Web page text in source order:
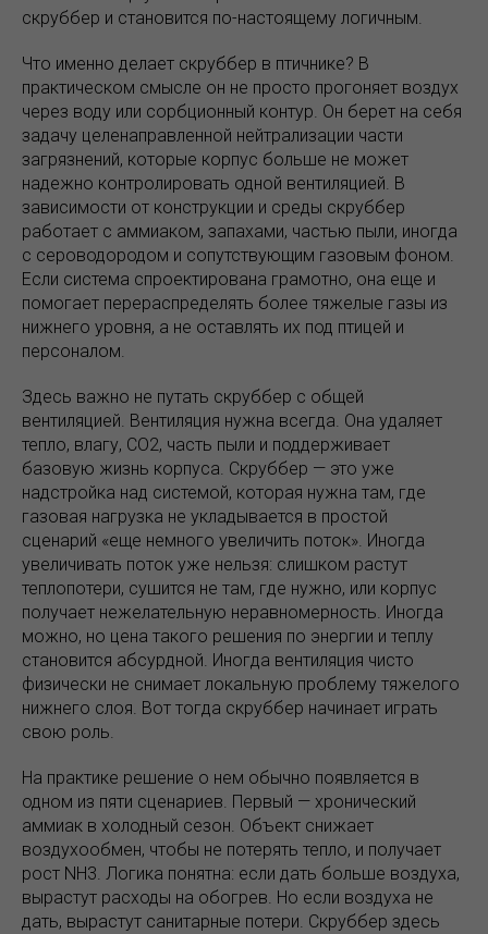
скруббер и становится по-настоящему логичным.
Что именно делает скруббер в птичнике? В
практическом смысле он не просто прогоняет воздух
через воду или сорбционный контур. Он берет на себя
задачу целенаправленной нейтрализации части
загрязнений, которые корпус больше не может
надежно контролировать одной вентиляцией. В
зависимости от конструкции и среды скруббер
работает с аммиаком, запахами, частью пыли, иногда
с сероводородом и сопутствующим газовым фоном.
Если система спроектирована грамотно, она еще и
помогает перераспределять более тяжелые газы из
нижнего уровня, а не оставлять их под птицей и
персоналом.
Здесь важно не путать скруббер с общей
вентиляцией. Вентиляция нужна всегда. Она удаляет
тепло, влагу, CO2, часть пыли и поддерживает
базовую жизнь корпуса. Скруббер — это уже
надстройка над системой, которая нужна там, где
газовая нагрузка не укладывается в простой
сценарий «еще немного увеличить поток». Иногда
увеличивать поток уже нельзя: слишком растут
теплопотери, сушится не там, где нужно, или корпус
получает нежелательную неравномерность. Иногда
можно, но цена такого решения по энергии и теплу
становится абсурдной. Иногда вентиляция чисто
физически не снимает локальную проблему тяжелого
нижнего слоя. Вот тогда скруббер начинает играть
свою роль.
На практике решение о нем обычно появляется в
одном из пяти сценариев. Первый — хронический
аммиак в холодный сезон. Объект снижает
воздухообмен, чтобы не потерять тепло, и получает
рост NH3. Логика понятна: если дать больше воздуха,
вырастут расходы на обогрев. Но если воздуха не
дать, вырастут санитарные потери. Скруббер здесь